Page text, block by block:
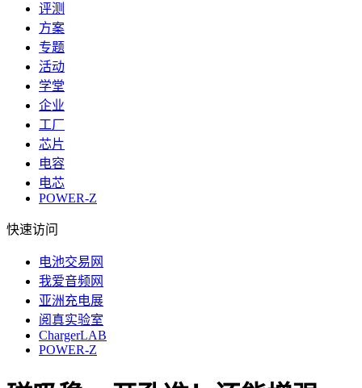
评测
方案
专题
活动
学堂
企业
工厂
芯片
电容
电芯
POWER-Z
快速访问
电池交易网
我爱音频网
亚洲充电展
阅真实验室
ChargerLAB
POWER-Z